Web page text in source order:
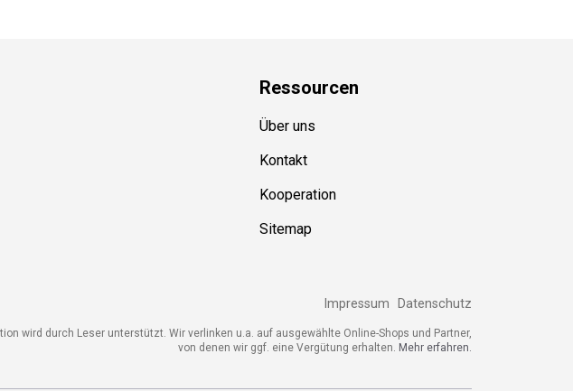
Ressourcen
Über uns
Kontakt
Kooperation
Sitemap
Impressum Datenschutz
wird durch Leser unterstützt. Wir verlinken u.a. auf ausgewählte Online-Shops und Partner,
von denen wir ggf. eine Vergütung erhalten. Mehr erfahren.